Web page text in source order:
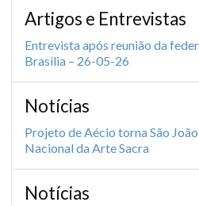
Artigos e Entrevistas
Entrevista após reunião da
Brasília – 26-05-26
Notícias
Projeto de Aécio torna São
Nacional da Arte Sacra
Notícias